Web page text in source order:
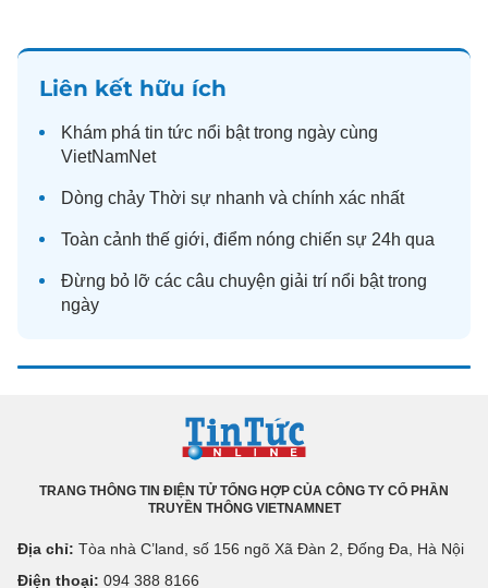
Liên kết hữu ích
Khám phá tin tức nổi bật trong ngày cùng
VietNamNet
Dòng chảy Thời sự nhanh và chính xác nhất
Toàn cảnh thế giới, điểm nóng chiến sự 24h qua
Đừng bỏ lỡ các câu chuyện giải trí nổi bật trong
ngày
TRANG THÔNG TIN ĐIỆN TỬ TỔNG HỢP CỦA CÔNG TY CỔ PHẦN
TRUYỀN THÔNG VIETNAMNET
Địa chỉ: Tòa nhà C’land, số 156 ngõ Xã Đàn 2, Đống Đa, Hà Nội
Điện thoại: 094 388 8166